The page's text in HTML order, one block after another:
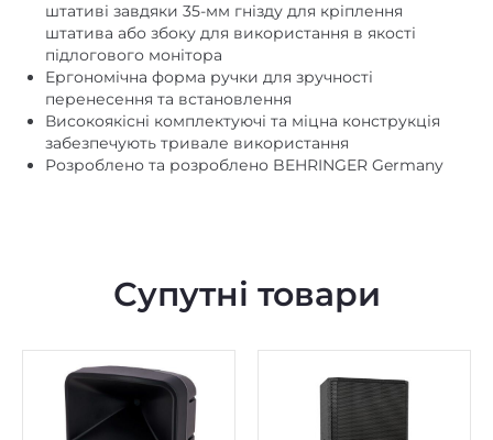
штативі завдяки 35-мм гнізду для кріплення
штатива або збоку для використання в якості
підлогового монітора
Ергономічна форма ручки для зручності
перенесення та встановлення
Високоякісні комплектуючі та міцна конструкція
забезпечують тривале використання
Розроблено та розроблено BEHRINGER Germany
Супутні товари